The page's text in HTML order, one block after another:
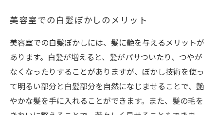
美容室での白髪ぼかしのメリット
美容室での白髪ぼかしには、髪に艶を与えるメリットが
あります。白髪が増えると、髪がパサついたり、つやが
なくなったりすることがありますが、ぼかし技術を使っ
て明るい部分と白髪部分を自然になじませることで、艶
やかな髪を手に入れることができます。また、髪の毛を